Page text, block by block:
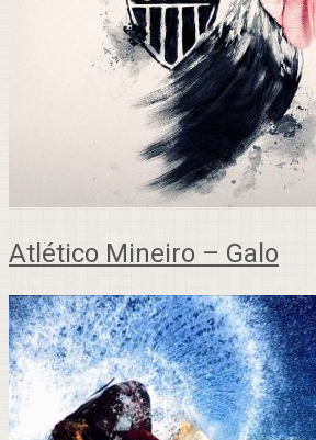
Atlético Mineiro – Galo